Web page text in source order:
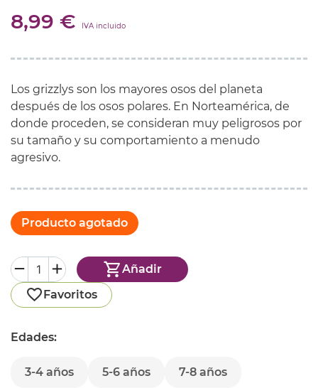
8,99 € IVA incluido
Los grizzlys son los mayores osos del planeta
después de los osos polares. En Norteamérica, de
donde proceden, se consideran muy peligrosos por
su tamaño y su comportamiento a menudo
agresivo.
Producto agotado
Añadir
Favoritos
Edades:
3-4 años 5-6 años
7-8 años